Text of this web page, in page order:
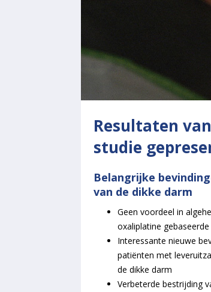
Resultaten
studie
Belangrijke
van de dikke darm
Geen voordeel in
oxaliplatine
Interessante nieuwe
patiënten met
de dikke darm
Verbeterde bestrijding